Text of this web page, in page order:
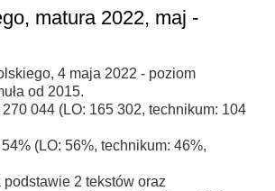
matura 2022, maj -
4 maja 2022 - poziom
od 2015.
044 (LO: 165 302, technikum: 104
(LO: 56%, technikum: 46%,
podstawie 2 tekstów oraz